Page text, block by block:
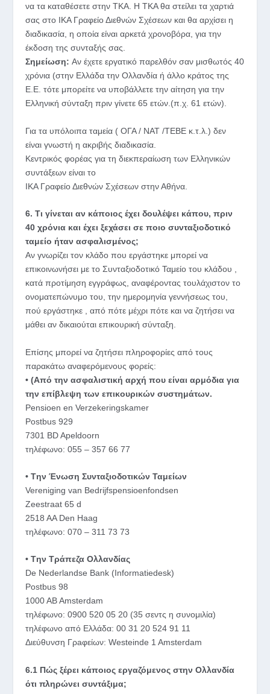
να τα καταθέσετε στην ΤΚΑ. Η ΤΚΑ θα στείλει τα χαρτιά
σας στο ΙΚΑ Γραφείο Διεθνών Σχέσεων και θα αρχίσει η
διαδικασία, η οποία είναι αρκετά χρονοβόρα, για την
έκδοση της συνταξής σας.
Σημείωση:Αν έχετε εργατικό παρελθόν σαν μισθωτός 40
χρόνια (στην Ελλάδα την Ολλανδία ή άλλο κράτος της
Ε.Ε. τότε μπορείτε να υποβάλλετε την αίτηση για την
Ελληνική σύνταξη πριν γίνετε 65 ετών.(π.χ. 61 ετών).
Για τα υπόλοιπα ταμεία ( ΟΓΑ / ΝΑΤ /ΤΕΒΕ κ.τ.λ.) δεν
είναι γνωστή η ακριβής διαδικασία.
Κεντρικός φορέας για τη διεκπεραίωση των Ελληνικών
συντάξεων είναι το
ΙΚΑ Γραφείο Διεθνών Σχέσεων στην Αθήνα.
6. Τι γίνεται αν κάποιος έχει δουλέψει κάπου, πριν
40 χρόνια και έχει ξεχάσει σε ποιο συνταξιοδοτικό
ταμείο ήταν ασφαλισμένος;
Αν γνωρίζει τον κλάδο που εργάστηκε μπορεί να
επικοινωνήσει με το Συνταξιοδοτικό Ταμείο του κλάδου ,
κατά προτίμηση εγγράφως, αναφέροντας τουλάχιστον το
ονοματεπώνυμο του, την ημερομηνία γεννήσεως του,
πού εργάστηκε , από πότε μέχρι πότε και να ζητήσει να
μάθει αν δικαιούται επικουρική σύνταξη.
Επίσης μπορεί να ζητήσει πληροφορίες από τους
παρακάτω αναφερόμενους φορείς:
• (Από την ασφαλιστική αρχή που είναι αρμόδια για
την επίβλεψη των επικουρικών συστημάτων.
Pensioen en Verzekeringskamer
Postbus 929
7301 BD Apeldoorn
τηλέφωνο: 055 – 357 66 77
• Tην Ένωση Συνταξιοδοτικών Ταμείων
Vereniging van Βedrijfspensioenfondsen
Zeestraat 65 d
2518 AA Den Haag
τηλέφωνο: 070 – 311 73 73
• Tην Τράπεζα Ολλανδίας
De Nederlandse Bank (Informatiedesk)
Postbus 98
1000 AB Amsterdam
τηλέφωνο: 0900 520 05 20 (35 σεντς η συνομιλία)
τηλέφωνο από Ελλάδα: 00 31 20 524 91 11
Διεύθυνση Γρaφείων: Westeinde 1 Amsterdam
6.1 Πώς ξέρει κάποιος εργαζόμενος στην Ολλανδία
ότι πληρώνει συντάξιμα;